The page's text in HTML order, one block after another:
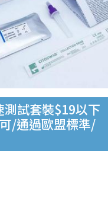
測試套裝$19以下
/通過歐盟標準/